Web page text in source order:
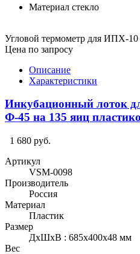
Материал стекло
Угловой термометр для ИПХ-10
Цена по запросу
Описание
Характеристики
Инкубационный лоток
Ф-45 на 135 яиц
1 680 руб.
Артикул
VSM-0098
Производитель
Россия
Материал
Пластик
Размер
ДхШхВ : 685х400х48 мм
Вес